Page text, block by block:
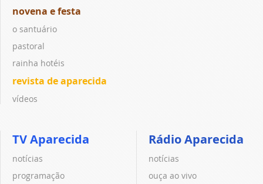
novena e festa
o santuário
pastoral
rainha hotéis
revista de aparecida
vídeos
TV Aparecida
notícias
programação
Rádio Aparecida
notícias
ouça ao vivo